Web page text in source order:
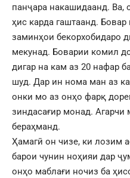
панҷара накашидаанд. Ва,
ҳис карда гаштаанд. Бовар
заминҳои бекорхобидаро
мекунад. Боварии комил
дигар на кам аз 20 нафар
шуд. Дар ин нома ман аз
онки мо аз онҳо фарқ
зиндасағир монад.
бераҳманд.
Ҳамагӣ он чизе, ки лозим
барои чунин ноҳияи дар
онҳо маблағи ночиз ба